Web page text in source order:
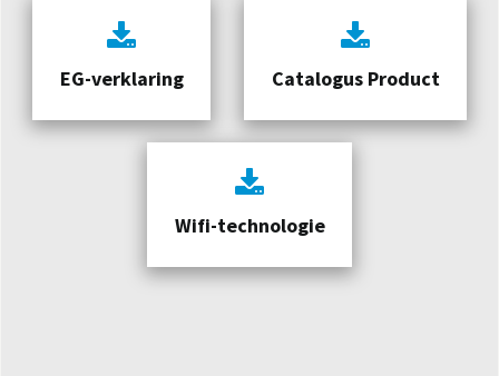
EG-verklaring Catalogus Product
Wifi-technologie